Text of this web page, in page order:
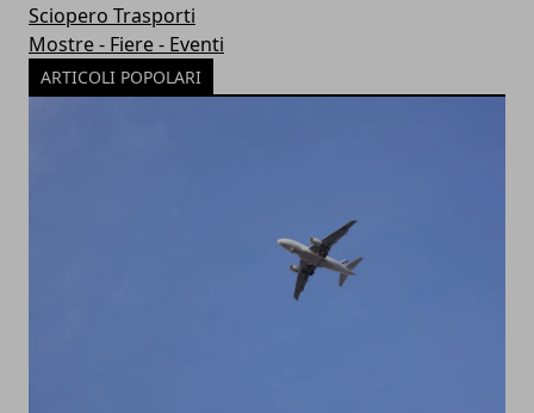
Sciopero Trasporti
Mostre - Fiere - Eventi
ARTICOLI POPOLARI